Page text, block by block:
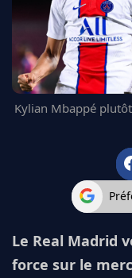
FC BARCELONE
MANCHESTER UNITED
CHELSEA
ARSENAL
BAYERN
L'AVIS DE LA RÉDAC'
Kylian Mbappé
Le Real Madrid
force sur le